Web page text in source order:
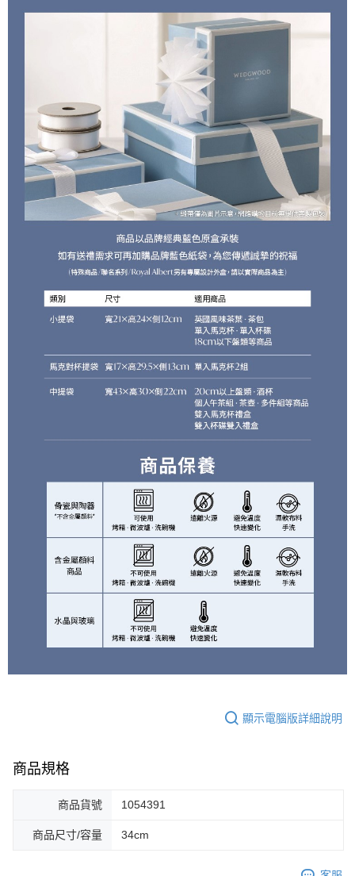
顯示電腦版詳細說明
商品規格
商品貨號 1054391
商品尺寸/容量 34cm